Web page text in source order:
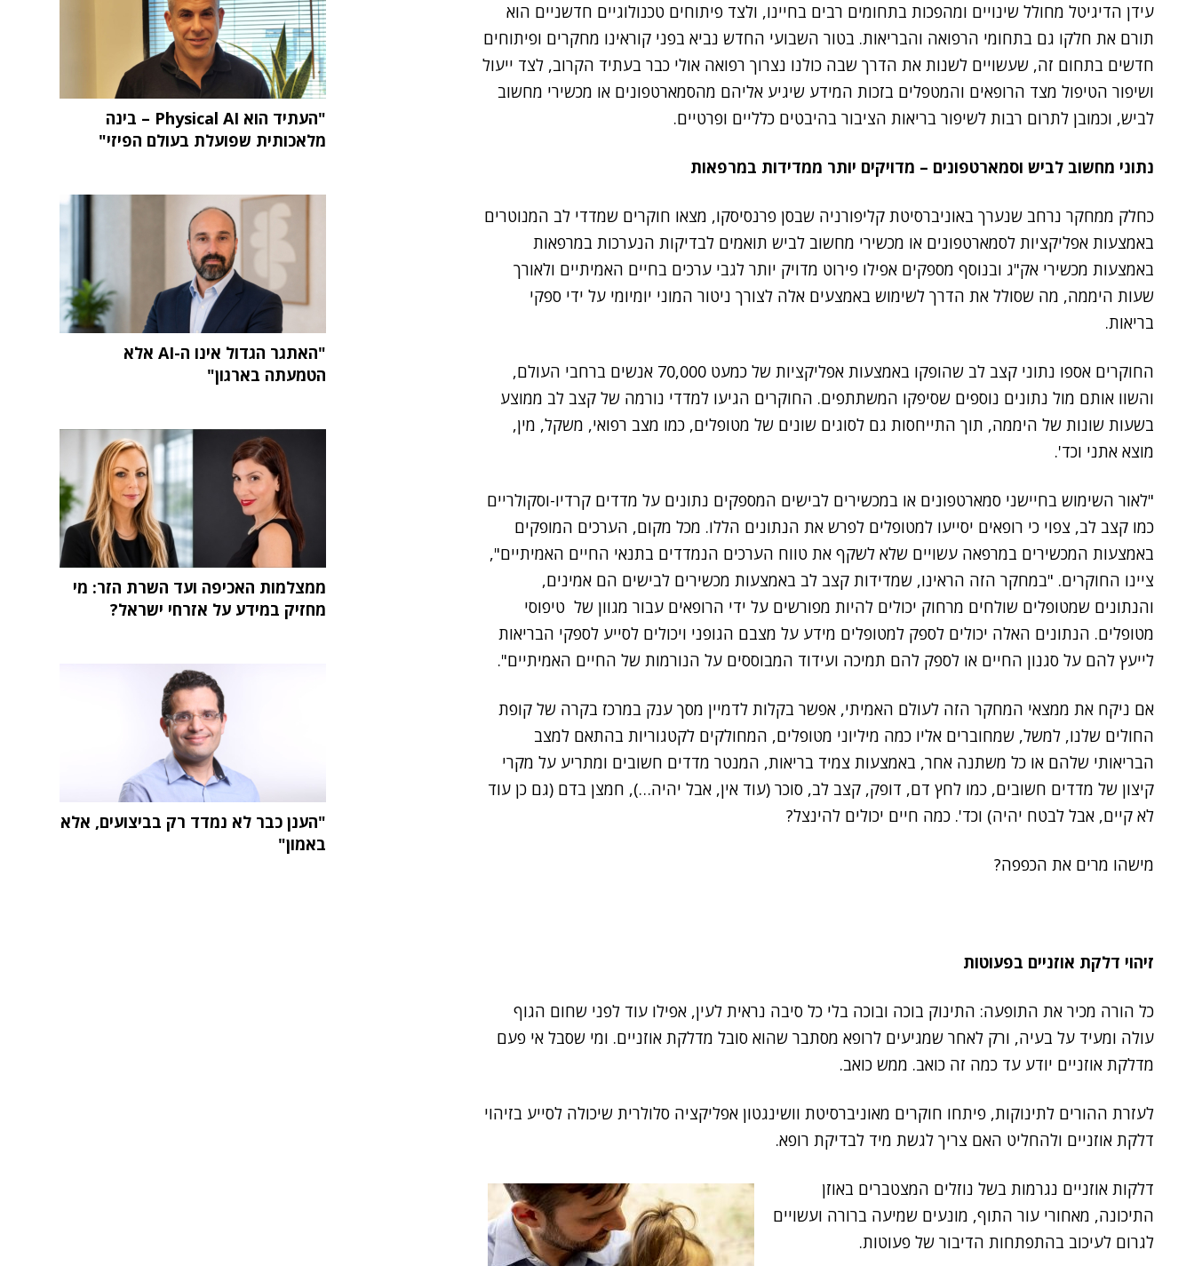
עידן הדיגיטל מחולל שינויים ומהפכות בתחומים רבים בחיינו, ולצד פיתוחים טכנולוגיים חדשניים הוא
תורם את חלקו גם בתחומי הרפואה והבריאות. בטור השבועי החדש נביא בפני קוראינו מחקרים ופיתוחים
חדשים בתחום זה, שעשויים לשנות את הדרך שבה כולנו נצרוך רפואה אולי כבר בעתיד הקרוב, לצד ייעול
ושיפור הטיפול מצד הרופאים והמטפלים בזכות המידע שיגיע אליהם מהסמארטפונים או מכשירי מחשוב
לביש, וכמובן לתרום רבות לשיפור בריאות הציבור בהיבטים כלליים ופרטיים.
נתוני מחשוב לביש וסמארטפונים – מדויקים יותר ממדידות במרפאות
כחלק ממחקר נרחב שנערך באוניברסיטת קליפורניה שבסן פרנסיסקו, מצאו חוקרים שמדדי לב המנוטרים
באמצעות אפליקציות לסמארטפונים או מכשירי מחשוב לביש תואמים לבדיקות הנערכות במרפאות
באמצעות מכשירי אק"ג ובנוסף מספקים אפילו פירוט מדויק יותר לגבי ערכים בחיים האמיתיים ולאורך
שעות היממה, מה שסולל את הדרך לשימוש באמצעים אלה לצורך ניטור המוני יומיומי על ידי ספקי
בריאות.
החוקרים אספו נתוני קצב לב שהופקו באמצעות אפליקציות של כמעט 70,000 אנשים ברחבי העולם,
והשוו אותם מול נתונים נוספים שסיפקו המשתתפים. החוקרים הגיעו למדדי נורמה של קצב לב ממוצע
בשעות שונות של היממה, תוך התייחסות גם לסוגים שונים של מטופלים, כמו מצב רפואי, משקל, מין,
מוצא אתני וכד'.
"לאור השימוש בחיישני סמארטפונים או במכשירים לבישים המספקים נתונים על מדדים קרדיו-וסקולריים
כמו קצב לב, צפוי כי רופאים יסייעו למטופלים לפרש את הנתונים הללו. מכל מקום, הערכים המופקים
באמצעות המכשירים במרפאה עשויים שלא לשקף את טווח הערכים הנמדדים בתנאי החיים האמיתיים",
ציינו החוקרים. "במחקר הזה הראינו, שמדידות קצב לב באמצעות מכשירים לבישים הם אמינים,
והנתונים שמטופלים שולחים מרחוק יכולים להיות מפורשים על ידי הרופאים עבור מגוון של טיפוסי
מטופלים. הנתונים האלה יכולים לספק למטופלים מידע על מצבם הגופני ויכולים לסייע לספקי הבריאות
לייעץ להם על סגנון החיים או לספק להם תמיכה ועידוד המבוססים על הנורמות של החיים האמיתיים".
אם ניקח את ממצאי המחקר הזה לעולם האמיתי, אפשר בקלות לדמיין מסך ענק במרכז בקרה של קופת
החולים שלנו, למשל, שמחוברים אליו כמה מיליוני מטופלים, המחולקים לקטגוריות בהתאם למצב
הבריאותי שלהם או כל משתנה אחר, באמצעות צמיד בריאות, המנטר מדדים חשובים ומתריע על מקרי
קיצון של מדדים חשובים, כמו לחץ דם, דופק, קצב לב, סוכר (עוד אין, אבל יהיה…), חמצן בדם (גם כן עוד
לא קיים, אבל לבטח יהיה) וכד'. כמה חיים יכולים להינצל?
מישהו מרים את הכפפה?
זיהוי דלקת אוזניים בפעוטות
כל הורה מכיר את התופעה: התינוק בוכה ובוכה בלי כל סיבה נראית לעין, אפילו עוד לפני שחום הגוף
עולה ומעיד על בעיה, ורק לאחר שמגיעים לרופא מסתבר שהוא סובל מדלקת אוזניים. ומי שסבל אי פעם
מדלקת אוזניים יודע עד כמה זה כואב. ממש כואב.
לעזרת ההורים לתינוקות, פיתחו חוקרים מאוניברסיטת וושינגטון אפליקציה סלולרית שיכולה לסייע בזיהוי
דלקת אוזניים ולהחליט האם צריך לגשת מיד לבדיקת רופא.
דלקות אוזניים נגרמות בשל נוזלים המצטברים באוזן
התיכונה, מאחורי עור התוף, מונעים שמיעה ברורה ועשויים
לגרום לעיכוב בהתפתחות הדיבור של פעוטות.
"העתיד הוא Physical AI – בינה
מלאכותית שפועלת בעולם הפיזי"
"האתגר הגדול אינו ה-AI אלא
הטמעתה בארגון"
ממצלמות האכיפה ועד השרת הזר: מי
מחזיק במידע על אזרחי ישראל?
"הענן כבר לא נמדד רק בביצועים, אלא
באמון"